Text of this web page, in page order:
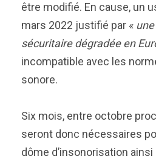
être modifié. En cause, un
mars 2022 justifié par «
sécuritaire dégradée en
incompatible avec les
sonore.
Six mois, entre octobre
seront donc nécessaires
dôme d’insonorisation ainsi